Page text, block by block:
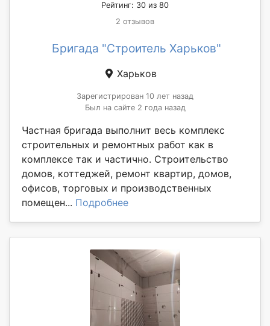
Рейтинг: 30 из 80
2 отзывов
Бригада "Строитель Харьков"
Харьков
Зарегистрирован 10 лет назад
Был на сайте 2 года назад
Частная бригада выполнит весь комплекс
строительных и ремонтных работ как в
комплексе так и частично. Строительство
домов, коттеджей, ремонт квартир, домов,
офисов, торговых и производственных
помещен... Подробнее